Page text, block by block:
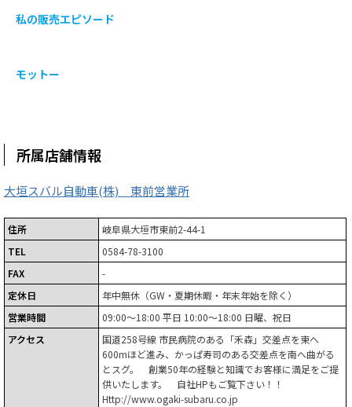
私の販売エピソード
モットー
所属店舗情報
大垣スバル自動車(株) 東前営業所
住所
岐阜県大垣市東前2-44-1
TEL
0584-78-3100
FAX
-
定休日
年中無休（GW・夏期休暇・年末年始を除く）
営業時間
09:00～18:00 平日 10:00～18:00 日曜、祝日
アクセス
国道258号線 市民病院のある「禾森」交差点を東へ
600mほど進み、かっぱ寿司のある交差点を南へ曲がる
とスグ。 創業50年の経験と知識でお客様に満足をご提
供いたします。 自社HPもご覧下さい！！
Http://www.ogaki-subaru.co.jp